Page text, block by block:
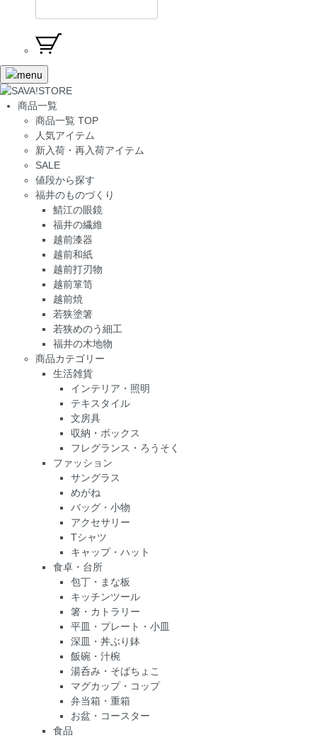
商品一覧
商品一覧 TOP
人気アイテム
新入荷・再入荷アイテム
SALE
値段から探す
福井のものづくり
鯖江の眼鏡
福井の繊維
越前漆器
越前和紙
越前打刃物
越前箪笥
越前焼
若狭塗箸
若狭めのう細工
福井の木地物
商品カテゴリー
生活雑貨
インテリア・照明
テキスタイル
文房具
収納・ボックス
フレグランス・ろうそく
ファッション
サングラス
めがね
バッグ・小物
アクセサリー
Tシャツ
キャップ・ハット
食卓・台所
包丁・まな板
キッチンツール
箸・カトラリー
平皿・プレート・小皿
深皿・丼ぶり鉢
飯碗・汁椀
湯呑み・そばちょこ
マグカップ・コップ
弁当箱・重箱
お盆・コースター
食品